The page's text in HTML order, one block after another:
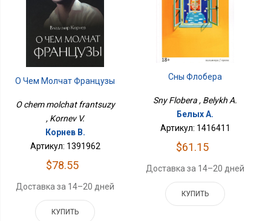
О Чем Молчат Французы
O chem molchat frantsuzy
, Kornev V.
Корнев В.
Артикул: 1391962
$78.55
Доставка за 14–20 дней
КУПИТЬ
Сны Флобера
Sny Flobera , Belykh A.
Белых А.
Артикул: 1416411
$61.15
Доставка за 14–20 дней
КУПИТЬ